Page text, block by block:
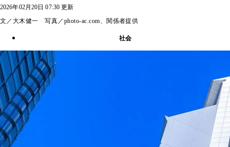
2026年02月20日 07:30 更新
文／大木健一 写真／photo-ac.com、関係者提供
社会